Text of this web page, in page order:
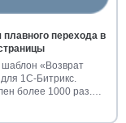
плавного перехода в
шаблон «Возврат
1С-Битрикс.
более 1000 раз.